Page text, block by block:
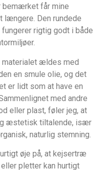
bemærket får mine
Den rundede
rigtig godt i både
materialet ældes med
en smule olie, og det
er lidt som at have en
med andre
eller plast, føler jeg, at
æstetisk tiltalende, især
naturlig stemning.
øje på, at kejsertræ
pletter kan hurtigt